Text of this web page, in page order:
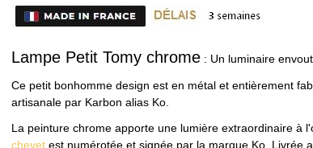
Lampe Petit Tomy chrome: Un luminaire
Ce petit bonhomme design est en métal et entièrement
artisanale par Karbon alias Ko.
La peinture chrome apporte une lumière extraordinaire à
chevetest numérotée et signée par la marque Ko. Livrée